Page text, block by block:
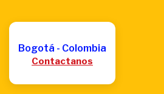
Bogotá - Colombia
Contactanos